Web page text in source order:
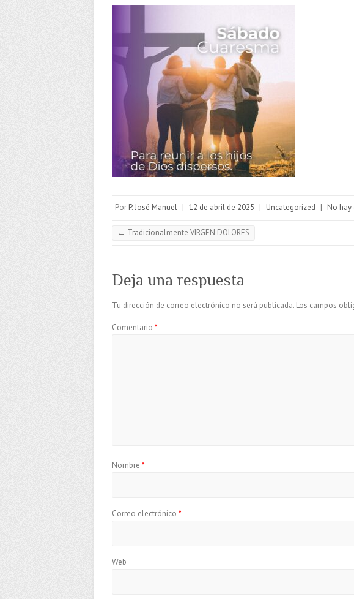
Por P. José Manuel | 12 de abril de 2025 | Uncategorized | No
← Tradicionalmente VIRGEN DOLORES
Deja una respuesta
Tu dirección de correo electrónico no será publicada. Los campos
Comentario *
Nombre *
Correo electrónico *
Web